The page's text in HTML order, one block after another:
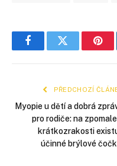
FacebookTwitter
PŘEDCHOZÍ
Myopie u dětí a dobrá
pro rodiče: na
krátkozrakosti
účinné brýlové